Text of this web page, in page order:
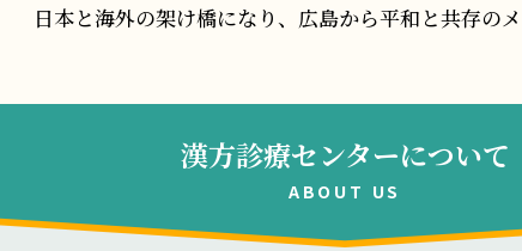
日本と海外の架け橋になり、広島から平和と共存の
漢方診療センターについて
ABOUT US